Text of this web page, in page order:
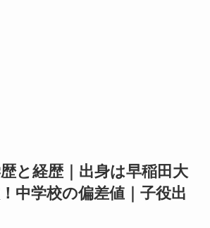
と経歴｜出身は早稲田大
中学校の偏差値｜子役出